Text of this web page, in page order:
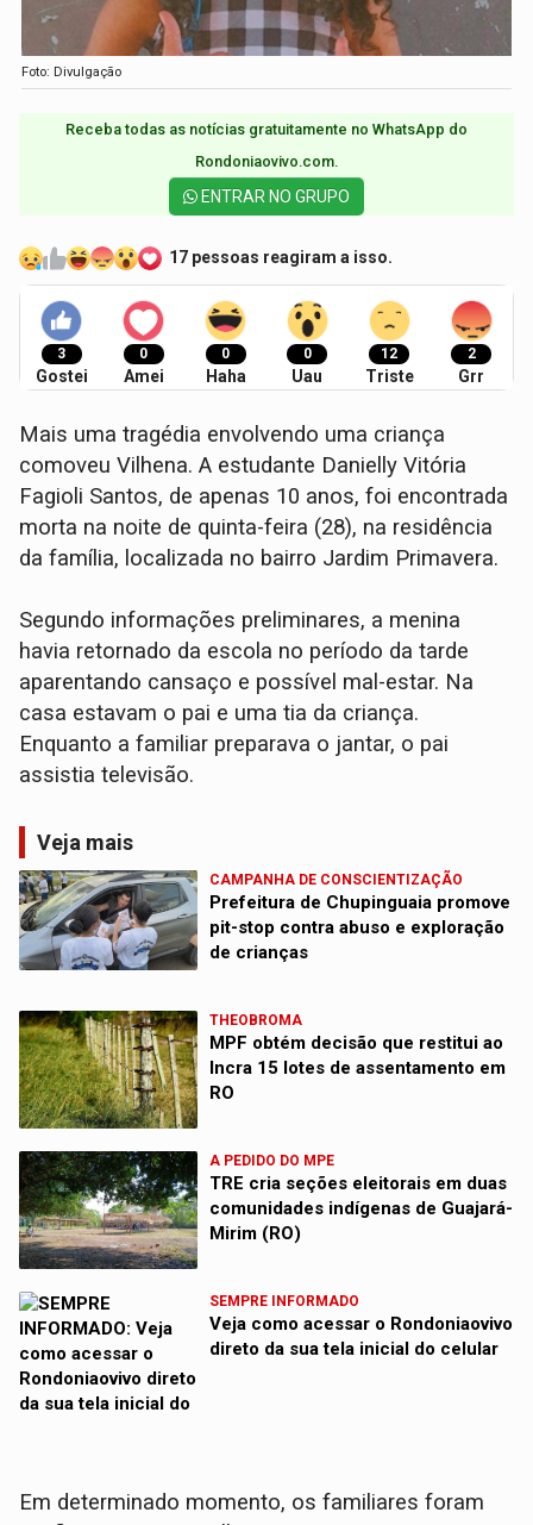
Foto: Divulgação
Receba todas as notícias gratuitamente no WhatsApp do
Rondoniaovivo.com.​
ENTRAR NO GRUPO
17 pessoas reagiram a isso.
3
Gostei
0
Amei
0
Haha
0
Uau
12
Triste
2
Grr
Mais uma tragédia envolvendo uma criança
comoveu Vilhena. A estudante Danielly Vitória
Fagioli Santos, de apenas 10 anos, foi encontrada
morta na noite de quinta-feira (28), na residência
da família, localizada no bairro Jardim Primavera.
Segundo informações preliminares, a menina
havia retornado da escola no período da tarde
aparentando cansaço e possível mal-estar. Na
casa estavam o pai e uma tia da criança.
Enquanto a familiar preparava o jantar, o pai
assistia televisão.
Veja mais
CAMPANHA DE CONSCIENTIZAÇÃO
Prefeitura de Chupinguaia promove
pit-stop contra abuso e exploração
de crianças
THEOBROMA
MPF obtém decisão que restitui ao
Incra 15 lotes de assentamento em
RO
A PEDIDO DO MPE
TRE cria seções eleitorais em duas
comunidades indígenas de Guajará-
Mirim (RO)
SEMPRE INFORMADO
Veja como acessar o Rondoniaovivo
direto da sua tela inicial do celular
Em determinado momento, os familiares foram